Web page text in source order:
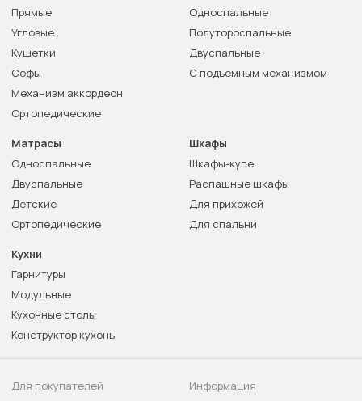
Прямые
Угловые
Кушетки
Софы
Механизм аккордеон
Ортопедические
Односпальные
Полутороспальные
Двуспальные
С подъемным механизмом
Матрасы
Односпальные
Двуспальные
Детские
Ортопедические
Шкафы
Шкафы-купе
Распашные шкафы
Для прихожей
Для спальни
Кухни
Гарнитуры
Модульные
Кухонные столы
Конструктор кухонь
Для покупателей
Информация